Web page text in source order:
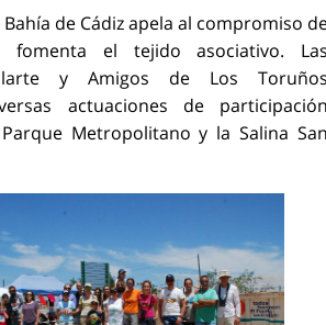
de Cádiz apela al compromiso
fomenta el tejido asociativo.
y Amigos de Los
actuaciones de
Metropolitano y la Salina